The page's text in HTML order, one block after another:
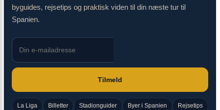
byguides, rejsetips og praktisk viden til din næste tur til
Spanien.
Tilmeld
La Liga Billetter Stadionguider Byer i Spanien Rejsetips